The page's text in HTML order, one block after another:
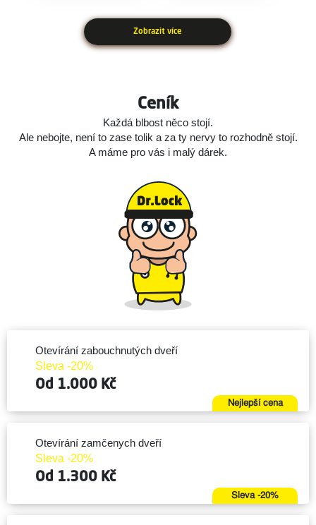
Zobrazit více
Ceník
Každá blbost něco stojí.
Ale nebojte, není to zase tolik a za ty nervy to rozhodně stojí.
A máme pro vás i malý dárek.
Otevírání zabouchnutých dveří
Sleva -20%
Od 1.000 Kč
Nejlepší cena
Otevírání zamčenych dveří
Sleva -20%
Od 1.300 Kč
Sleva -20%